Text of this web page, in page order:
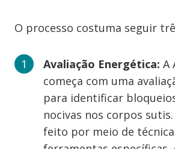
O processo costuma seguir
Avaliação Energética: A
começa com uma
para identificar
nocivas nos corpos
feito por meio de